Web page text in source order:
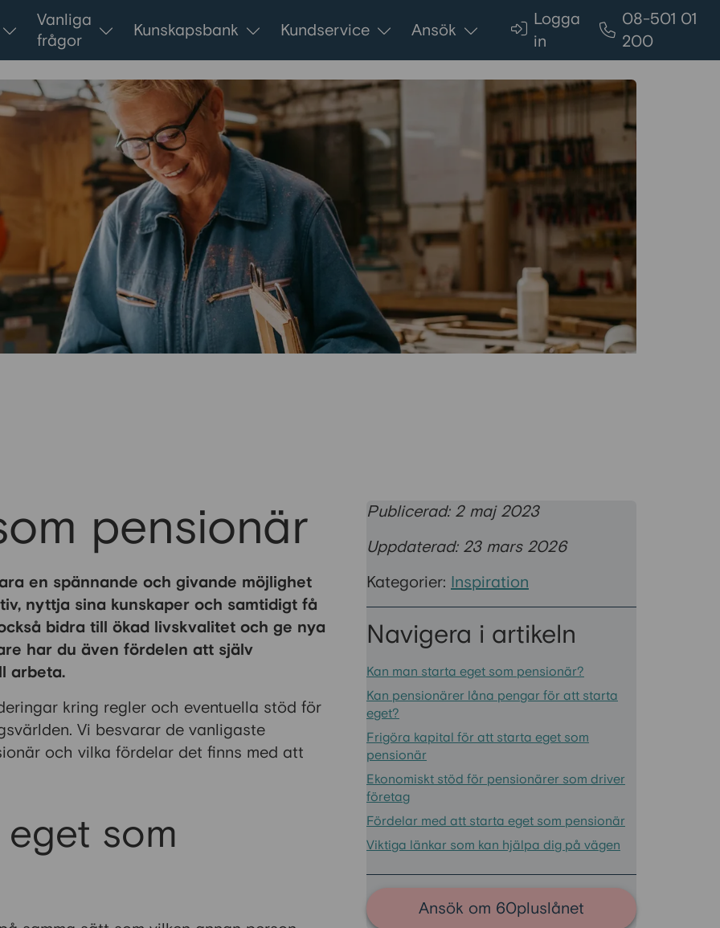
Vanliga
frågor
Kunskapsbank Kundservice Ansök
Logga
in
08-501 01
200
pensionär
en spännande och givande möjlighet
nyttja sina kunskaper och samtidigt få
bidra till ökad livskvalitet och ge nya
har du även fördelen att själv
arbeta.
kring regler och eventuella stöd för
Vi besvarar de vanligaste
och vilka fördelar det finns med att
som
Publicerad: 2 maj 2023
Uppdaterad: 23 mars 2026
Kategorier: Inspiration
Navigera i artikeln
Kan man starta eget som pensionär?
Kan pensionärer låna pengar för att starta
eget?
Frigöra kapital för att starta eget som
pensionär
Ekonomiskt stöd för pensionärer som driver
företag
Fördelar med att starta eget som pensionär
Viktiga länkar som kan hjälpa dig på vägen
Ansök om 60pluslånet